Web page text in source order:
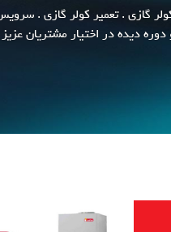
گازی . تعمیر کولر گازی .
دیده در اختیار مشتریان